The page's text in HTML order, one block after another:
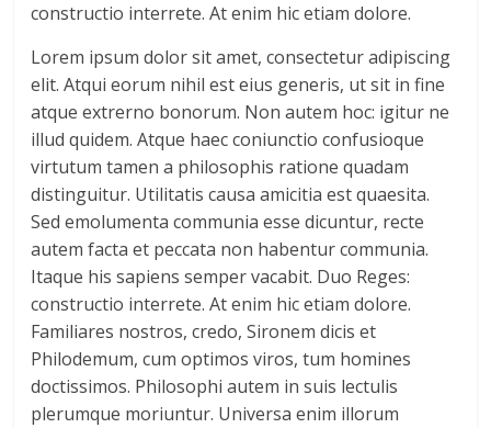
constructio interrete. At enim hic etiam dolore.
Lorem ipsum dolor sit amet, consectetur adipiscing
elit. Atqui eorum nihil est eius generis, ut sit in fine
atque extrerno bonorum. Non autem hoc: igitur ne
illud quidem. Atque haec coniunctio confusioque
virtutum tamen a philosophis ratione quadam
distinguitur. Utilitatis causa amicitia est quaesita.
Sed emolumenta communia esse dicuntur, recte
autem facta et peccata non habentur communia.
Itaque his sapiens semper vacabit. Duo Reges:
constructio interrete. At enim hic etiam dolore.
Familiares nostros, credo, Sironem dicis et
Philodemum, cum optimos viros, tum homines
doctissimos. Philosophi autem in suis lectulis
plerumque moriuntur. Universa enim illorum